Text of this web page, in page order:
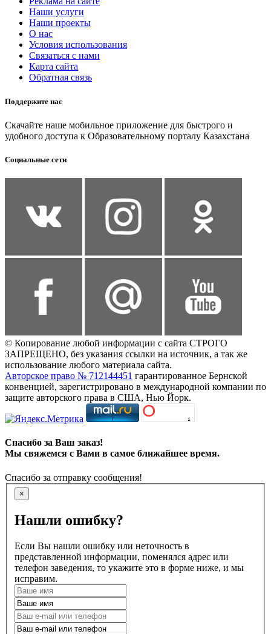
Наши услуги
Наши проекты
О нас
Условия использования
Связаться с нами
Карта сайта
Обратная связь
Поддержите нас
Скачайте наше мобильное приложение для быстрого и
удобного доступа к Образовательному порталу Казахстана
Социальные сети
© Копирование любой информации с сайта СТРОГО
ЗАПРЕЩЕНО, без указания ссылки на источник, а так же
использование любого материала сайта.
Авторское право № 712144451 гарантированное Бернской
конвенцией, зарегистрировано в международной компании по
защите авторского права в США, Нью Йорк.
Спасибо за Ваш заказ!
Мы свяжемся с Вами в самое ближайшее время.
Спасибо за отправку сообщения!
×
Нашли ошибку?
Если Вы нашли ошибку или неточность в
представленной информации, поменялся адрес или
телефон заведения, то укажите это в форме ниже, и мы
исправим.